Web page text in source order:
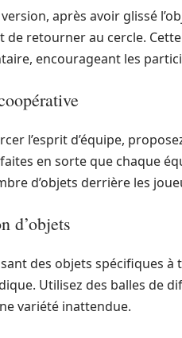
après avoir glissé
de retourner au cercle.
encourageant les
l’esprit d’équipe,
en sorte que chaque
d’objets derrière les
d’objets
des objets spécifiques à
Utilisez des balles de
variété inattendue.